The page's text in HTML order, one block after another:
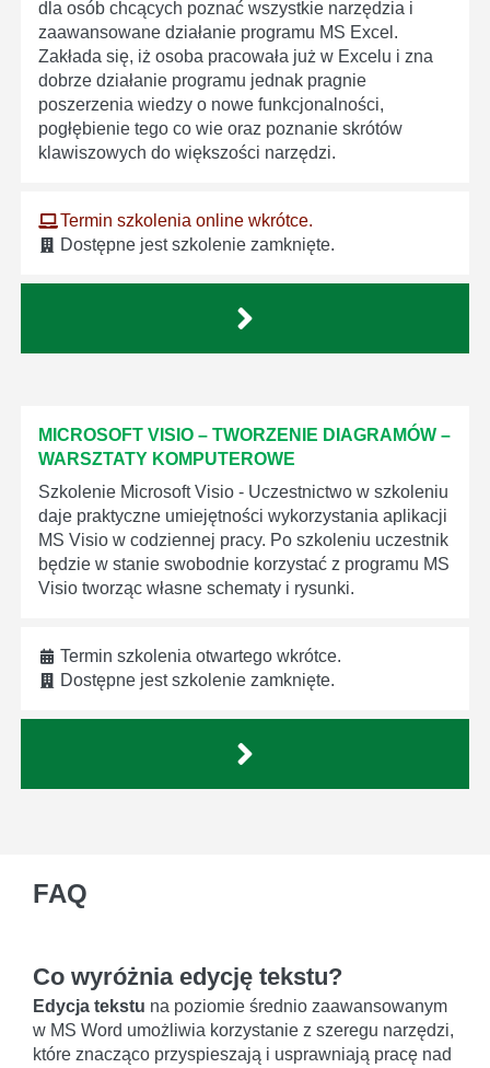
dla osób chcących poznać wszystkie narzędzia i
zaawansowane działanie programu MS Excel.
Zakłada się, iż osoba pracowała już w Excelu i zna
dobrze działanie programu jednak pragnie
poszerzenia wiedzy o nowe funkcjonalności,
pogłębienie tego co wie oraz poznanie skrótów
klawiszowych do większości narzędzi.
Termin szkolenia online wkrótce.
Dostępne jest szkolenie zamknięte.
MICROSOFT VISIO – TWORZENIE DIAGRAMÓW –
WARSZTATY KOMPUTEROWE
Szkolenie Microsoft Visio - Uczestnictwo w szkoleniu
daje praktyczne umiejętności wykorzystania aplikacji
MS Visio w codziennej pracy. Po szkoleniu uczestnik
będzie w stanie swobodnie korzystać z programu MS
Visio tworząc własne schematy i rysunki.
Termin szkolenia otwartego wkrótce.
Dostępne jest szkolenie zamknięte.
FAQ
Co wyróżnia edycję tekstu?
Edycja tekstu na poziomie średnio zaawansowanym
w MS Word umożliwia korzystanie z szeregu narzędzi,
które znacząco przyspieszają i usprawniają pracę nad